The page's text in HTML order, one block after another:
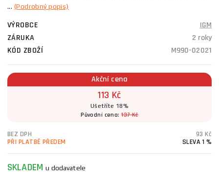
... (Podrobný popis)
VÝROBCE
IGM
ZÁRUKA
2 roky
KÓD ZBOŽÍ
M990-02021
Akční cena
113 Kč
Ušetříte 18%
Původní cena:137 Kč
BEZ DPH
93 Kč
PŘI PLATBĚ PŘEDEM
SLEVA 1 %
SKLADEMu dodavatele